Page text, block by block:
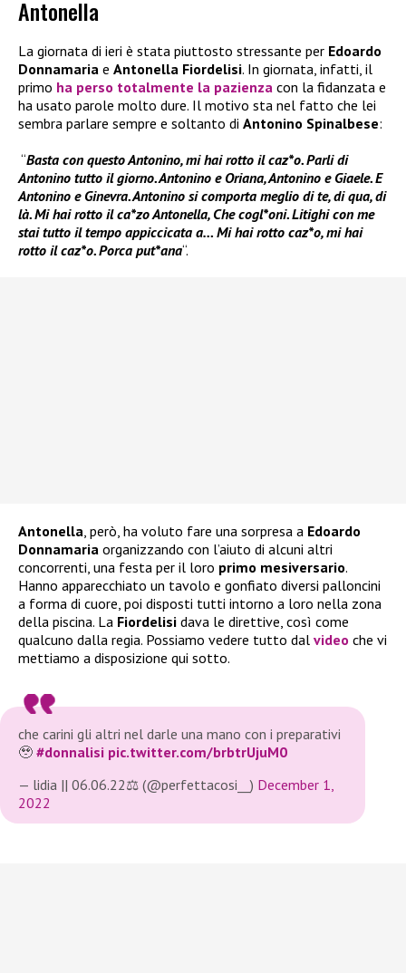
Antonella
La giornata di ieri è stata piuttosto stressante per Edoardo
Donnamaria e Antonella Fiordelisi. In giornata, infatti, il
primo ha perso totalmente la pazienza con la fidanzata e
ha usato parole molto dure. Il motivo sta nel fatto che lei
sembra parlare sempre e soltanto di Antonino Spinalbese:
“Basta con questo Antonino, mi hai rotto il caz*o. Parli di
Antonino tutto il giorno. Antonino e Oriana, Antonino e Giaele. E
Antonino e Ginevra. Antonino si comporta meglio di te, di qua, di
là. Mi hai rotto il ca*zo Antonella, Che cogl*oni. Litighi con me
stai tutto il tempo appiccicata a… Mi hai rotto caz*o, mi hai
rotto il caz*o. Porca put*ana“.
Antonella, però, ha voluto fare una sorpresa a Edoardo
Donnamaria organizzando con l’aiuto di alcuni altri
concorrenti, una festa per il loro primo mesiversario.
Hanno apparecchiato un tavolo e gonfiato diversi palloncini
a forma di cuore, poi disposti tutti intorno a loro nella zona
della piscina. La Fiordelisi dava le direttive, così come
qualcuno dalla regia. Possiamo vedere tutto dal video che vi
mettiamo a disposizione qui sotto.
che carini gli altri nel darle una mano con i preparativi
🥹 #donnalisi pic.twitter.com/brbtrUjuM0
— lidia || 06.06.22⚖️ (@perfettacosi__) December 1,
2022